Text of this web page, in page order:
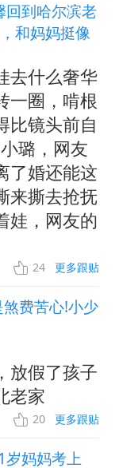
回到哈尔滨老
和妈妈挺像
去什么奢华
一圈，啃根
比镜头前自
璐，网友
了婚还能这
来撕去抢抚
娃，网友的
24 更多跟贴
费苦心!小少
放假了孩子
老家
20 更多跟贴
岁妈妈考上